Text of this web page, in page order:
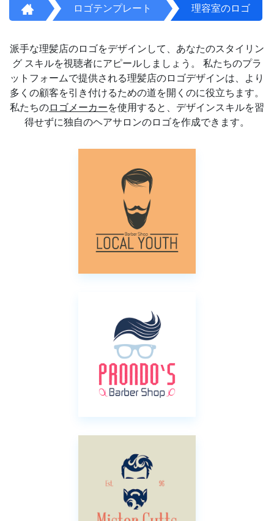
ロゴテンプレート 理容室のロゴ
派手な理髪店のロゴをデザインして、あなたのスタイリン
グ スキルを視聴者にアピールしましょう。 私たちのプラ
ットフォームで提供される理髪店のロゴデザインは、より
多くの顧客を引き付けるための道を開くのに役立ちます。
私たちのロゴメーカーを使用すると、デザインスキルを習
得せずに独自のヘアサロンのロゴを作成できます。